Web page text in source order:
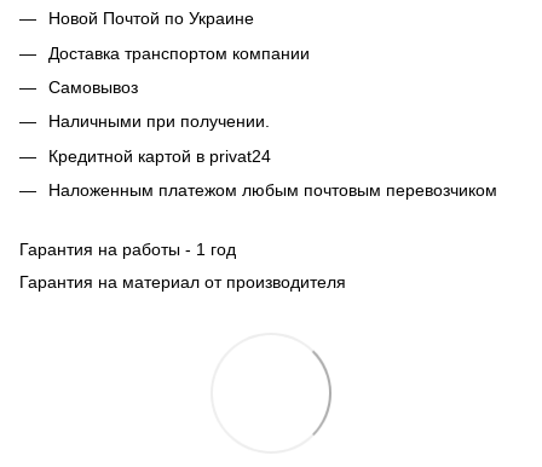
Новой Почтой по Украине
Доставка транспортом компании
Самовывоз
Наличными при получении.
Кредитной картой в privat24
Наложенным платежом любым почтовым перевозчиком
Гарантия на работы - 1 год
Гарантия на материал от производителя